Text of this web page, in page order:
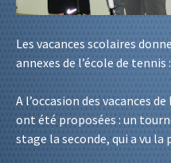
Les vacances scolaires
annexes de l’école de
A l’occasion des vacances
ont été proposées : un
stage la seconde, qui a vu